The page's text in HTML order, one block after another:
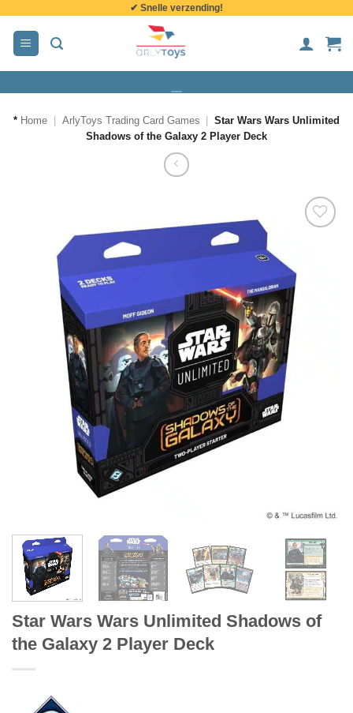
inhoud
✔ Snelle verzending!
* Home ArlyToys Trading Card Games
Star Wars Wars Unlimited
Shadows of the Galaxy 2 Player Deck
Star Wars Wars Unlimited Shadows of
the Galaxy 2 Player Deck